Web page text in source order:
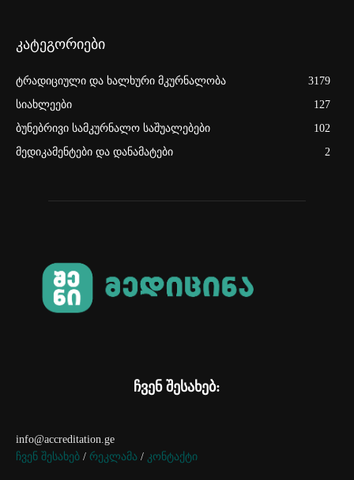
კატეგორიები
ტრადიციული და ხალხური მკურნალობა
3179
სიახლეები
127
ბუნებრივი სამკურნალო საშუალებები
102
მედიკამენტები და დანამატები
2
ჩვენ შესახებ:
info@accreditation.ge
ჩვენ შესახებ / რეკლამა / კონტაქტი